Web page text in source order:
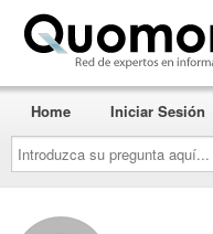
Introduzca
su
pregunta
aquí...
Home Iniciar Sesión